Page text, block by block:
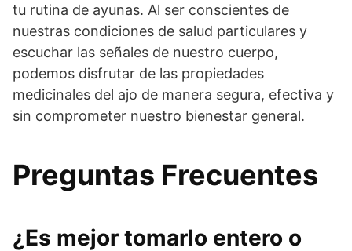
tu rutina de ayunas. Al ser conscientes de
nuestras condiciones de salud particulares y
escuchar las señales de nuestro cuerpo,
podemos disfrutar de las propiedades
medicinales del ajo de manera segura, efectiva y
sin comprometer nuestro bienestar general.
Preguntas Frecuentes
¿Es mejor tomarlo entero o